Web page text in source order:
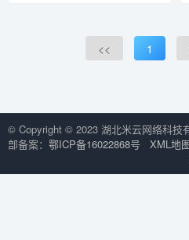
<< 1
© Copyright © 2023 湖北米云网络科技
部备案： 鄂ICP备16022868号
XML地